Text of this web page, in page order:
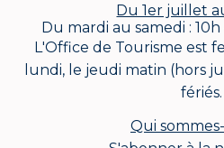
Du 1er juillet
Du mardi au samedi : 10h
L'Office de Tourisme est
lundi, le jeudi matin (hors
fériés.
Qui